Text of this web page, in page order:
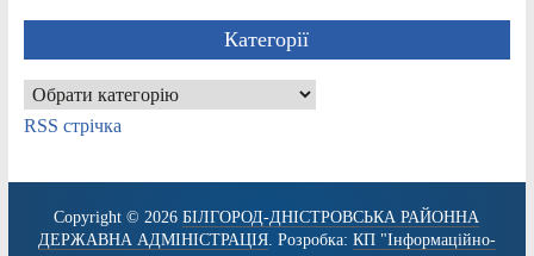
Категорії
Категорії
RSS стрічка
Copyright © 2026БІЛГОРОД-ДНІСТРОВСЬКА РАЙОННА
ДЕРЖАВНА АДМІНІСТРАЦІЯ. Розробка: КП "Інформаційно-